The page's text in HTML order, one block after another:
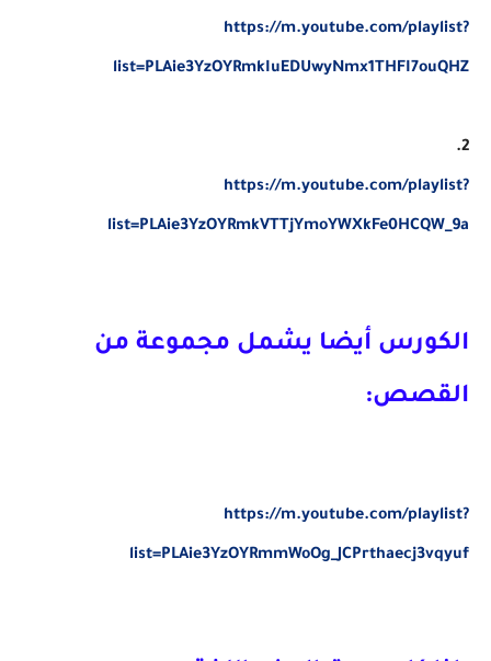
https://m.youtube.com/playlist?
list=PLAie3YzOYRmkIuEDUwyNmx1THFI7ouQHZ
2.
https://m.youtube.com/playlist?
list=PLAie3YzOYRmkVTTjYmoYWXkFe0HCQW_9a
الكورس أيضا يشمل مجموعة من
القصص:
https://m.youtube.com/playlist?
list=PLAie3YzOYRmmWoOg_JCPrthaecj3vqyuf